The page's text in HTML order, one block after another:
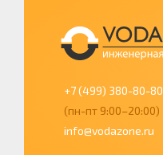
+7 (499) 380-80-80
(пн-пт 9:00–20:00)
info@vodazone.ru